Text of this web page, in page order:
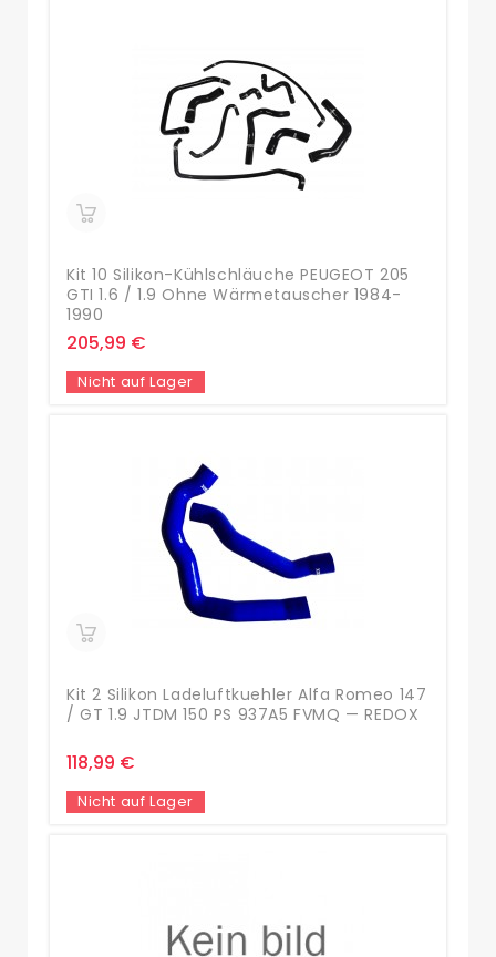
Kit 10 Silikon-Kühlschläuche PEUGEOT 205
GTI 1.6 / 1.9 Ohne Wärmetauscher 1984-
1990
205,99 €
Nicht auf Lager
Kit 2 Silikon Ladeluftkuehler Alfa Romeo 147
/ GT 1.9 JTDM 150 PS 937A5 FVMQ — REDOX
118,99 €
Nicht auf Lager